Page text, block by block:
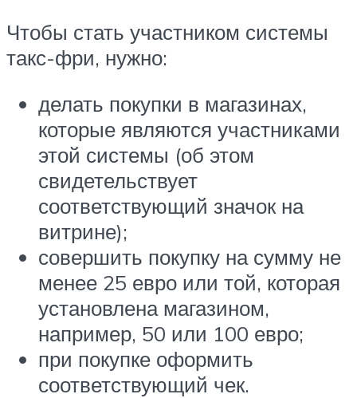
Чтобы стать участником системы
такс-фри, нужно:
делать покупки в магазинах,
которые являются участниками
этой системы (об этом
свидетельствует
соответствующий значок на
витрине);
совершить покупку на сумму не
менее 25 евро или той, которая
установлена магазином,
например, 50 или 100 евро;
при покупке оформить
соответствующий чек.